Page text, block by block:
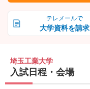
テレメールで
大学資料を請求
埼玉工業大学
入試日程・会場